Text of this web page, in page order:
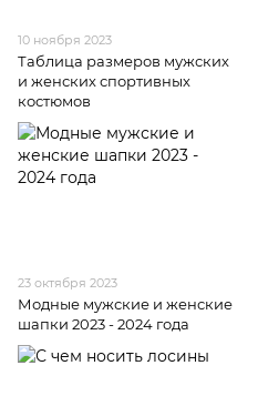
10 ноября 2023
Таблица размеров мужских
и женских спортивных
костюмов
23 октября 2023
Модные мужские и женские
шапки 2023 - 2024 года